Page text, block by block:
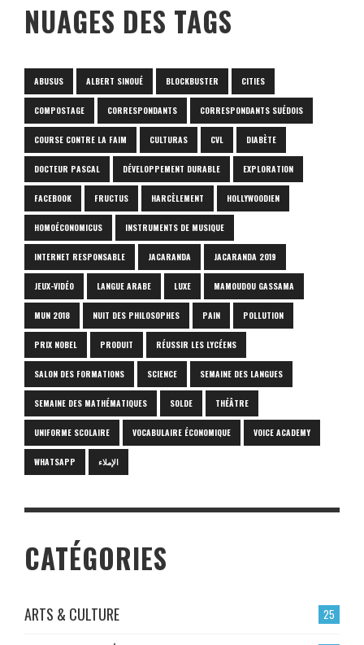
NUAGES DES TAGS
ABUSUS ALBERT SINOUÉ BLOCKBUSTER CITIES
COMPOSTAGE CORRESPONDANTS CORRESPONDANTS SUÉDOIS
COURSE CONTRE LA FAIM CULTURAS CVL DIABÈTE
DOCTEUR PASCAL DÉVELOPPEMENT DURABLE EXPLORATION
FACEBOOK FRUCTUS HARCÈLEMENT HOLLYWOODIEN
HOMOÉCONOMICUS INSTRUMENTS DE MUSIQUE
INTERNET RESPONSABLE JACARANDA JACARANDA 2019
JEUX-VIDÉO LANGUE ARABE LUXE MAMOUDOU GASSAMA
MUN 2018 NUIT DES PHILOSOPHES PAIN POLLUTION
PRIX NOBEL PRODUIT RÉUSSIR LES LYCÉENS
SALON DES FORMATIONS SCIENCE SEMAINE DES LANGUES
SEMAINE DES MATHÉMATIQUES SOLDE THÉÂTRE
UNIFORME SCOLAIRE VOCABULAIRE ÉCONOMIQUE VOICE ACADEMY
WHATSAPP الإملاء
CATÉGORIES
25
ARTS & CULTURE